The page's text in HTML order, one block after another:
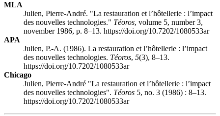
MLA
Julien, Pierre-André. "La restauration et l’hôtellerie : l’impact
des nouvelles technologies." Téoros, volume 5, number 3,
november 1986, p. 8–13. https://doi.org/10.7202/1080533ar
APA
Julien, P.-A. (1986). La restauration et l’hôtellerie : l’impact
des nouvelles technologies. Téoros, 5(3), 8–13.
https://doi.org/10.7202/1080533ar
Chicago
Julien, Pierre-André "La restauration et l’hôtellerie : l’impact
des nouvelles technologies". Téoros 5, no. 3 (1986) : 8–13.
https://doi.org/10.7202/1080533ar